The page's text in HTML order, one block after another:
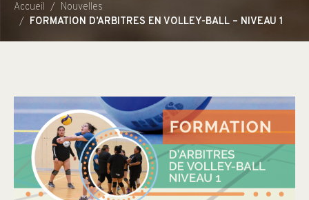
Accueil
Nouvelles
FORMATION D’ARBITRES EN VOLLEY-BALL – NIVEAU 1